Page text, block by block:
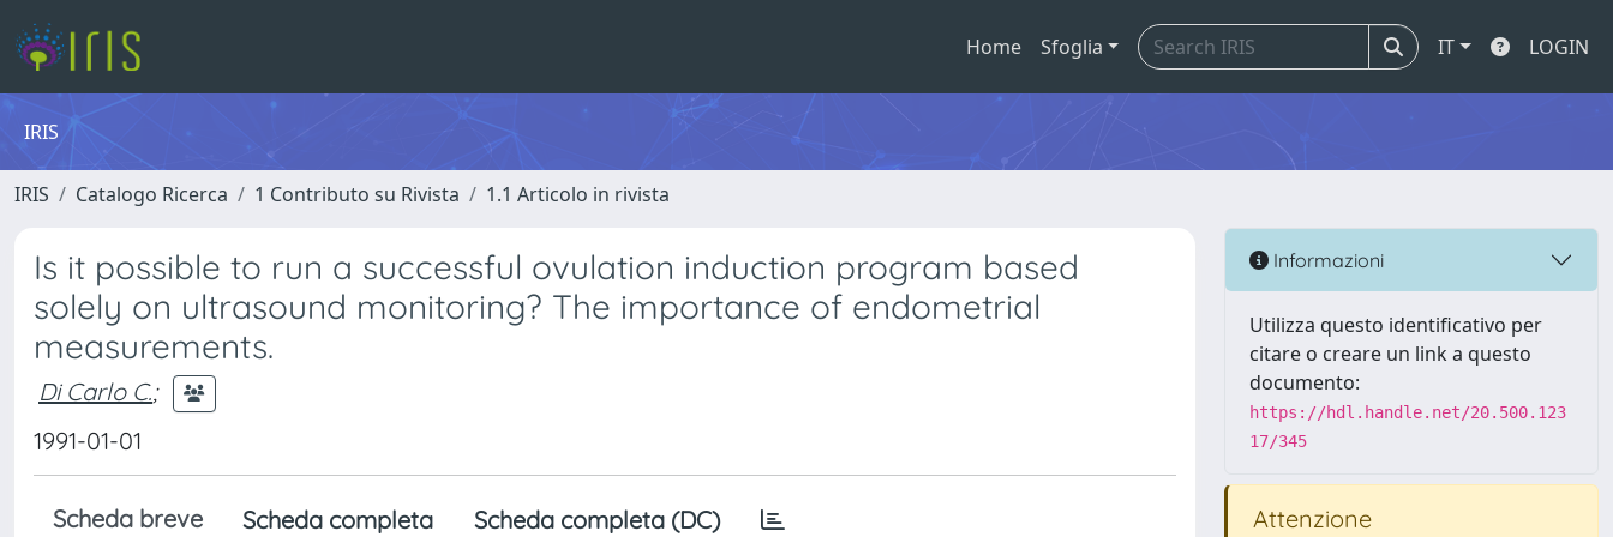
Home Sfoglia IT LOGIN
IRIS
IRIS Catalogo Ricerca 1 Contributo su Rivista 1.1 Articolo in rivista
Is it possible to run a successful ovulation induction program based
solely on ultrasound monitoring? The importance of endometrial
measurements.
Di Carlo C.;
1991-01-01
Scheda breve Scheda completa Scheda completa (DC)
Informazioni
Utilizza questo identificativo per
citare o creare un link a questo
documento:
https://hdl.handle.net/20.500.123
17/345
Attenzione